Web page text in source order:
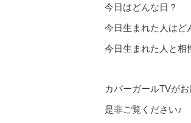
今日はどんな日？
今日生まれた人はど
今日生まれた人と相
カバーガールTVが
是非ご覧ください♪